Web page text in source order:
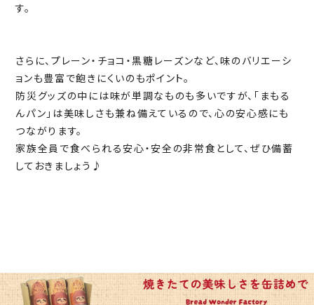
す。
さらに、プレーン・チョコ・黒糖レーズンなど、味のバリエーシ
ョンも豊富で飽きにくいのもポイント。
防災グッズの中には味が単調なものも多いですが、「まもる
んパン」は美味しさも兼ね備えているので、心の安心感にも
つながります。
家族全員で食べられる安心・安全の非常食として、ぜひ備蓄
しておきましょう♪